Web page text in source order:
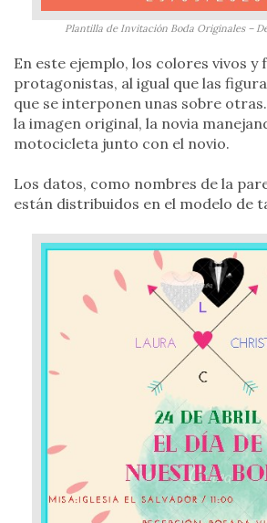
Plantilla de Invitación Boda Originales –
En este ejemplo, los colores vivos y
protagonistas, al igual que las
que se interponen unas sobre
la imagen original, la novia
motocicleta junto con el novio.
Los datos, como nombres de la
están distribuidos en el modelo de